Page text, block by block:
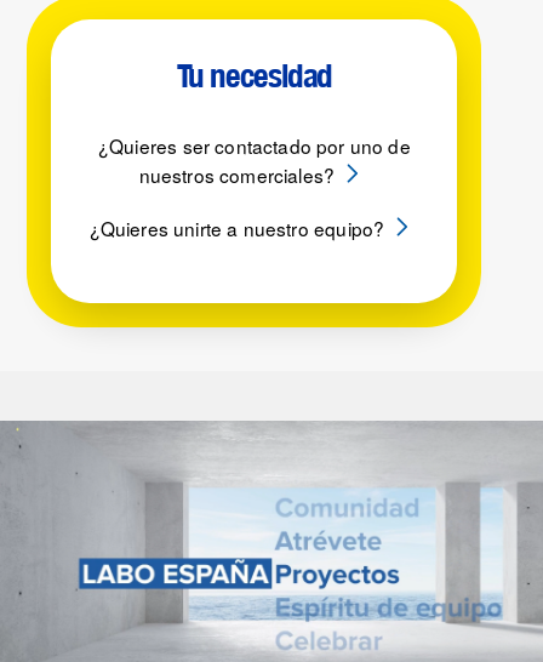
Tu necesidad
¿Quieres ser contactado por uno de
nuestros comerciales?
¿Quieres unirte a nuestro equipo?